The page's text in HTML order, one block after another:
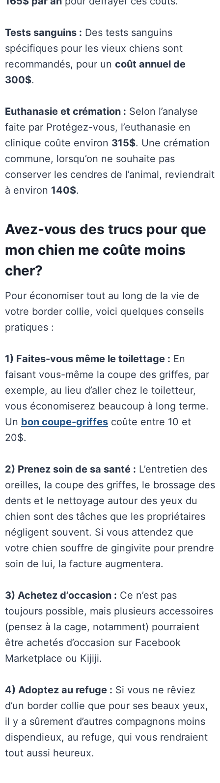
Tests sanguins : Des tests sanguins
spécifiques pour les vieux chiens sont
recommandés, pour un coût annuel de
300$.
Euthanasie et crémation : Selon l’analyse
faite par Protégez-vous, l’euthanasie en
clinique coûte environ 315$. Une crémation
commune, lorsqu’on ne souhaite pas
conserver les cendres de l’animal, reviendrait
à environ 140$.
Avez-vous des trucs pour que
mon chien me coûte moins
cher?
Pour économiser tout au long de la vie de
votre border collie, voici quelques conseils
pratiques :
1) Faites-vous même le toilettage : En
faisant vous-même la coupe des griffes, par
exemple, au lieu d’aller chez le toiletteur,
vous économiserez beaucoup à long terme.
Un bon coupe-griffes coûte entre 10 et
20$.
2) Prenez soin de sa santé : L’entretien des
oreilles, la coupe des griffes, le brossage des
dents et le nettoyage autour des yeux du
chien sont des tâches que les propriétaires
négligent souvent. Si vous attendez que
votre chien souffre de gingivite pour prendre
soin de lui, la facture augmentera.
3) Achetez d’occasion : Ce n’est pas
toujours possible, mais plusieurs accessoires
(pensez à la cage, notamment) pourraient
être achetés d’occasion sur Facebook
Marketplace ou Kijiji.
4) Adoptez au refuge : Si vous ne rêviez
d’un border collie que pour ses beaux yeux,
il y a sûrement d’autres compagnons moins
dispendieux, au refuge, qui vous rendraient
tout aussi heureux.